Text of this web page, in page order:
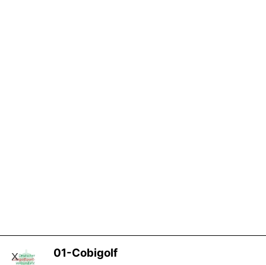
01-Cobigolf
X